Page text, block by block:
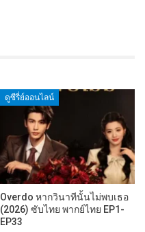
ดูซีรี่ย์ออนไลน์
Overdo หากวินาทีนั้นไม่พบเธอ
(2026) ซับไทย พากย์ไทย EP1-
EP33